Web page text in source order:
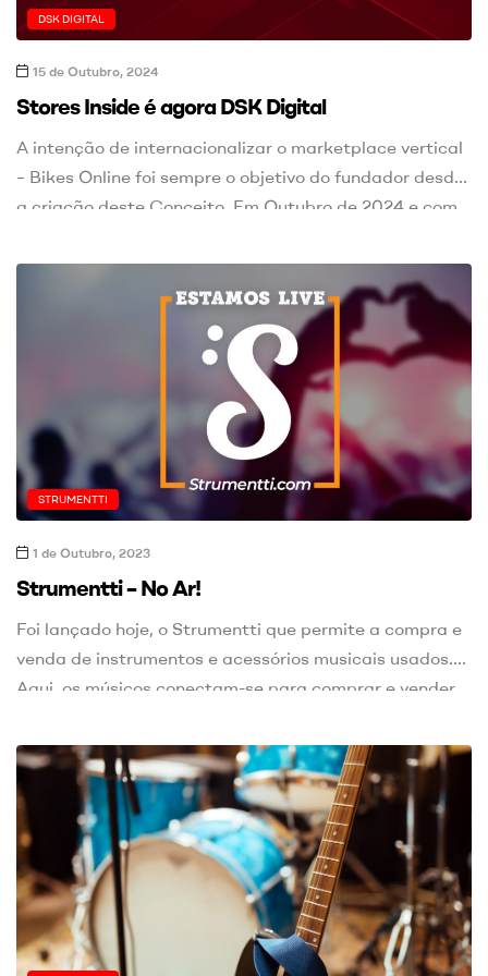
DSK DIGITAL
15 de Outubro, 2024
Stores Inside é agora DSK Digital
A intenção de internacionalizar o marketplace vertical
– Bikes Online foi sempre o objetivo do fundador desde
a criação deste Conceito. Em Outubro de 2024 e com
levar o Bikes Online para outras geografias Europeias,
e depois do lançamento em Portugal, ainda este ano,
seguiremos para Espanha. O Bikes […]
STRUMENTTI
1 de Outubro, 2023
Strumentti – No Ar!
Foi lançado hoje, o Strumentti que permite a compra e
venda de instrumentos e acessórios musicais usados.
Aqui, os músicos conectam-se para comprar e vender
sustentabilidade musical. Com o Strumentti os
utilizadores terão ao seu dispor +175 filtros, para
conseguir encontrar os produtos que procuram, das
mais de […]